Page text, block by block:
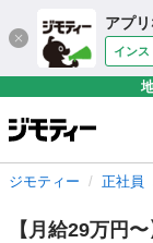
アプ
インス
ジモティー 正社員
【月給29万円